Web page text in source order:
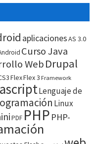
aplicacionesAS 3.0
Curso Java
WebDrupal
FlexFlex 3 Framework
Lenguaje de
Linux
PDF PHP PHP-